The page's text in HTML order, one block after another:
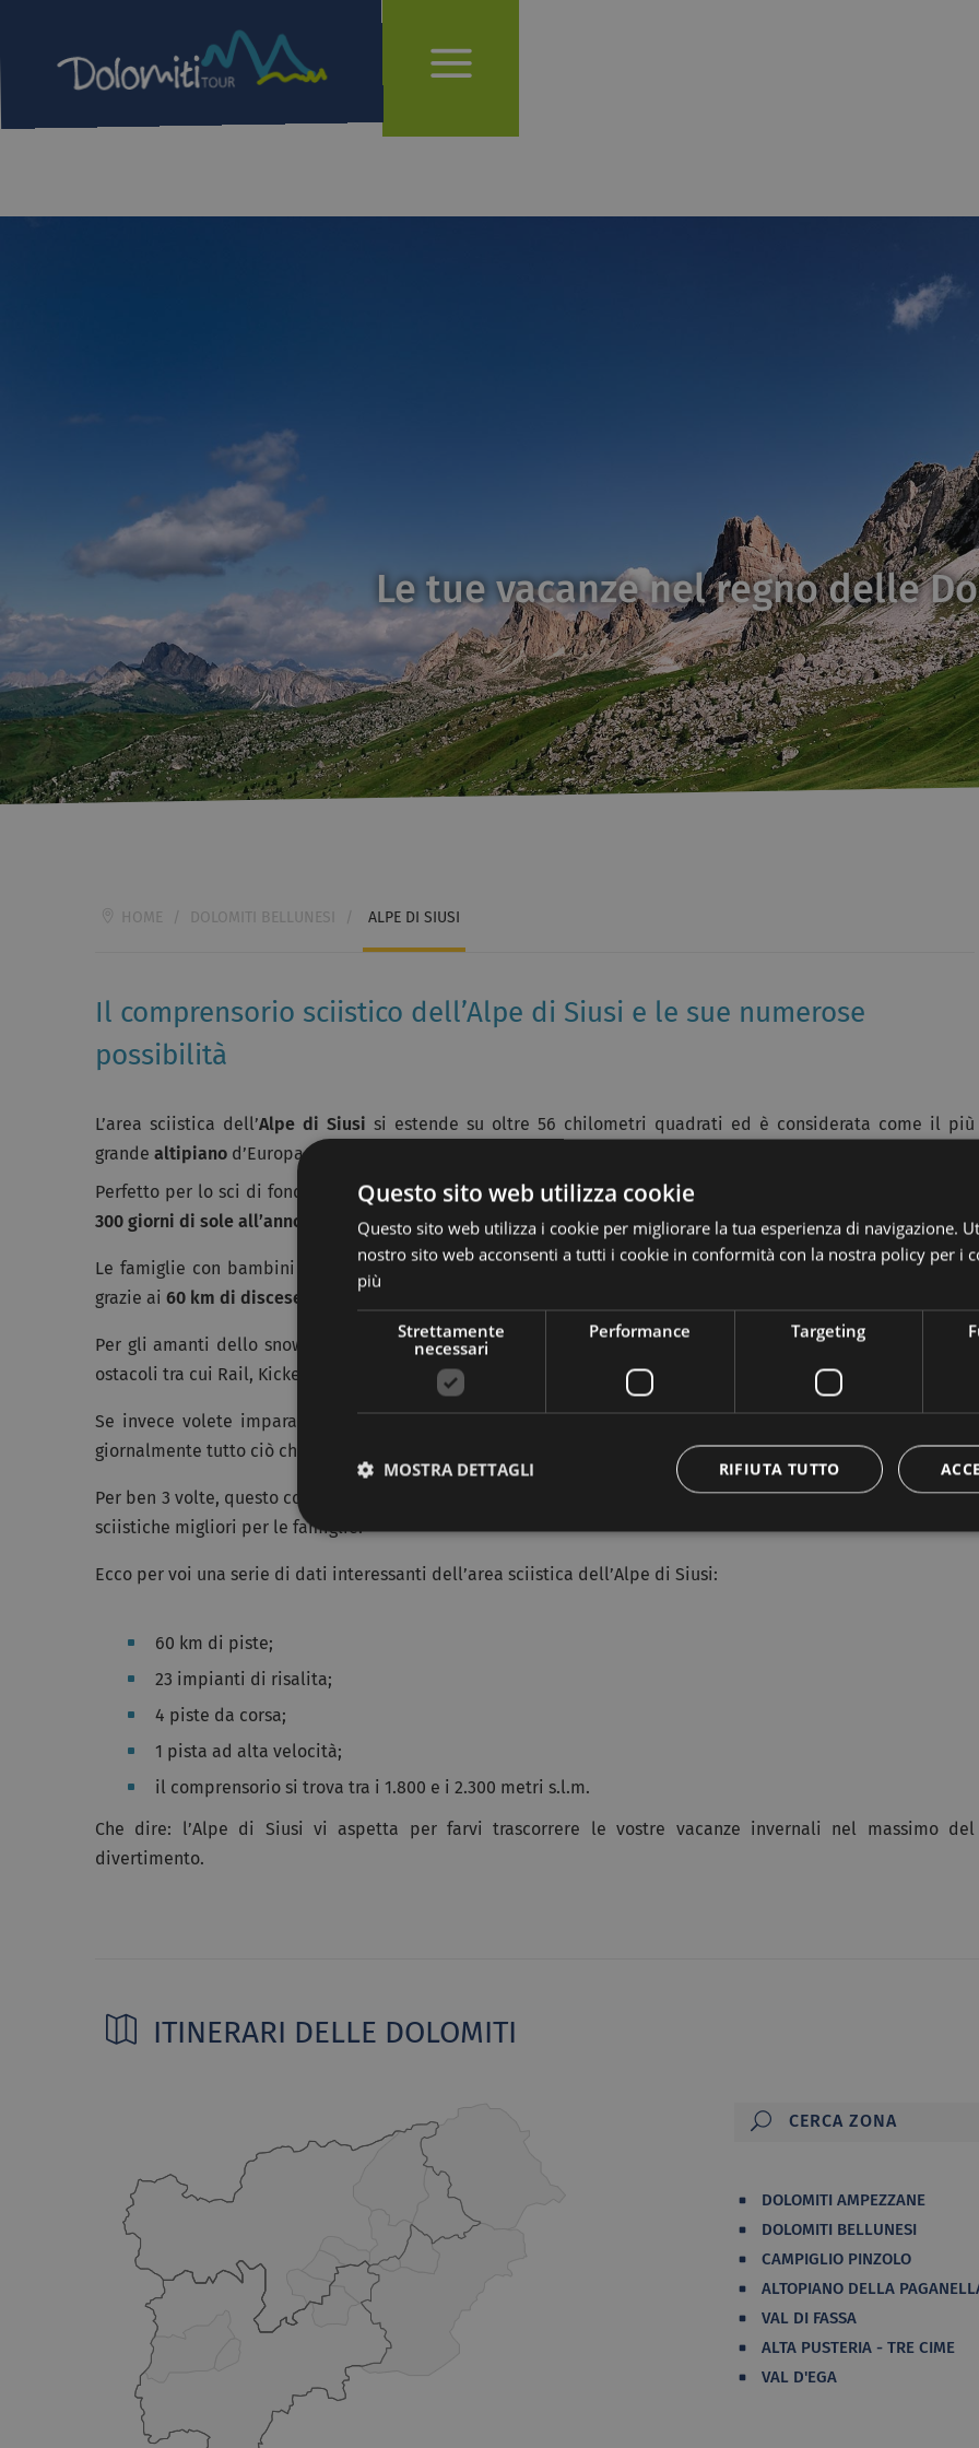
Le tue vacanze nel regno delle
HOME / DOLOMITI BELLUNESI / ALPE DI SIUSI
Il comprensorio sciistico dell’Alpe di Siusi e le sue numerose
possibilità
L’area sciistica dell’Alpe di Siusi si estende su oltre 56 chilometri quadrati ed è considerata come il più
grande altipiano d’Europa.
Perfetto per lo sci di fondo, le ciaspolate e lo sci alpino, l’Alpe di Siusi offre un panorama incantevole e ben
300 giorni di sole all’anno
Le famiglie con bambini e gli appassionati degli sport invernali troveranno qui tranquillità e divertimento,
grazie ai 60 km di discese sempre pronte e
Per gli amanti dello snowboard, il “ King Laurin Snowpark
” vanta 1,5 km di lunghezza complessiva e ben 51
ostacoli tra cui Rail, Kicker, Box e Barrel.
Se invece volete imparare a sciare, ben2 scuole di scicon i loromaestri professionistivi insegneranno
giornalmente tutto ciò che dovete sapere per avvicinarvi a questo sport invernale.
Per ben 3 volte, questo comprensorio sciistico ha ricevuto il premio di ADAC SkiGuidecome una delle località
sciistiche migliori per le famiglie.
Ecco per voi una serie di dati interessanti dell’area sciistica dell’Alpe di Siusi:
60 km di piste;
23 impianti di risalita;
4 piste da corsa;
1 pista ad alta velocità;
il comprensorio si trova tra i 1.800 e i 2.300 metri s.l.m.
Che dire: l’Alpe di Siusi vi aspetta per farvi trascorrere le vostre vacanze invernali nel massimo del
divertimento.
ITINERARI DELLE DOLOMITI
DOLOMITI AMPEZZANE
DOLOMITI BELLUNESI
CAMPIGLIO PINZOLO
ALTOPIANO DELLA
VAL DI FASSA
ALTA PUSTERIA - TRE CIME
VAL D'EGA
Questo sito web utilizza cookie
Questo sito web utilizza i cookie per migliorare la tua esperienza di navigazione.
nostro sito web acconsenti a tutti i cookie in conformità con la nostra policy per i
più
Strettamente
necessari
Performance Targeting
RIFIUTA TUTTO
MOSTRA DETTAGLI